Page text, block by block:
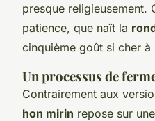
presque religieusement.
patience, que naît la
cinquième goût si cher
Un processus de
Contrairement aux
hon mirin repose sur